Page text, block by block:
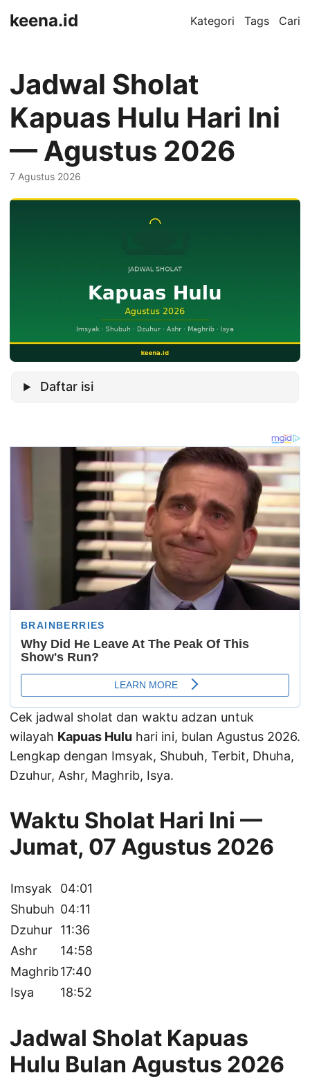
keena.id Kategori Tags Cari
Jadwal Sholat
Kapuas Hulu Hari Ini
— Agustus 2026
7 Agustus 2026
Daftar isi
Cek jadwal sholat dan waktu adzan untuk
wilayah Kapuas Hulu hari ini, bulan Agustus 2026.
Lengkap dengan Imsyak, Shubuh, Terbit, Dhuha,
Dzuhur, Ashr, Maghrib, Isya.
Waktu Sholat Hari Ini —
Jumat, 07 Agustus 2026
Imsyak
04:01
Shubuh 04:11
Dzuhur 11:36
Ashr
14:58
Maghrib17:40
Isya
18:52
Jadwal Sholat Kapuas
Hulu Bulan Agustus 2026